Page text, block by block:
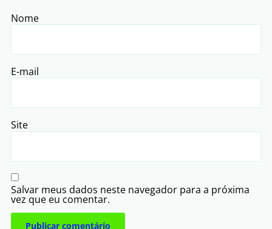
Nome
E-mail
Site
Salvar meus dados neste navegador para a próxima
vez que eu comentar.